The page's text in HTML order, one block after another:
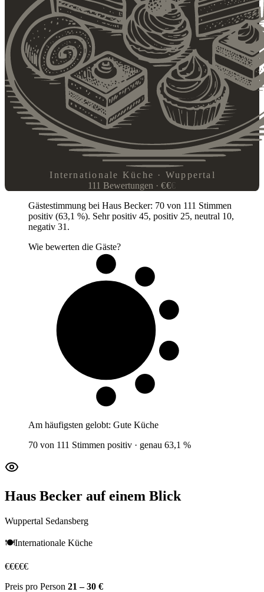
Internationale Küche · Wuppertal
111 Bewertungen ·€€€
Gästestimmung bei Haus Becker: 70 von 111 Stimmen
positiv (63,1 %). Sehr positiv 45, positiv 25, neutral 10,
negativ 31.
Wie bewerten die Gäste?
Am häufigsten gelobt: Gute Küche
70 von 111 Stimmen positiv · genau 63,1 %
Haus Becker auf einem Blick
Wuppertal Sedansberg
🍽️Internationale Küche
€€€€€
Preis pro Person 21 – 30 €